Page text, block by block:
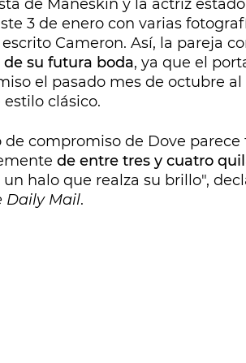
de Måneskin y la actriz
3 de enero con varias
Cameron. Así, la pareja
su futura boda, ya que el
el pasado mes de octubre
clásico.
de compromiso de Dove parece
de entre tres y cuatro
un halo que realza su brillo",
Daily Mail.